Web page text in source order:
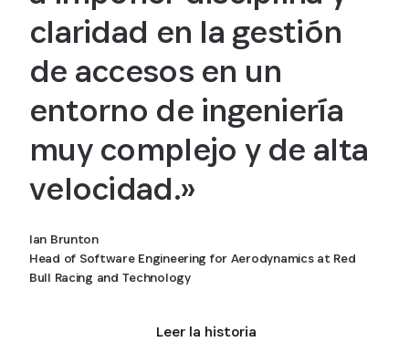
claridad en la gestión
de accesos en un
entorno de ingeniería
muy complejo y de alta
velocidad.»
Ian Brunton
Head of Software Engineering for Aerodynamics at Red
Bull Racing and Technology
Leer la historia